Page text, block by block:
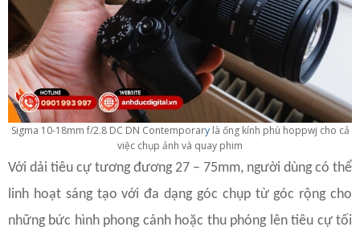
Sigma 10-18mm f/2.8 DC DN Contemporarylà ống kính phù hoppwj cho cả
việc chụp ảnh và quay phim
Với dải tiêu cự tương đương 27 – 75mm, người dùng có thể
linh hoạt sáng tạo với đa dạng góc chụp từ góc rộng cho
những bức hình phong cảnh hoặc thu phóng lên tiêu cự tối